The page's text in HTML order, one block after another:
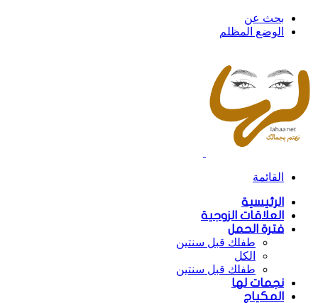
بحث عن
الوضع المظلم
القائمة
الرئيسية
العلاقات الزوجية
فترة الحمل
طفلك قبل سنتين
الكل
طفلك قبل سنتين
نجمات لها
المكياج